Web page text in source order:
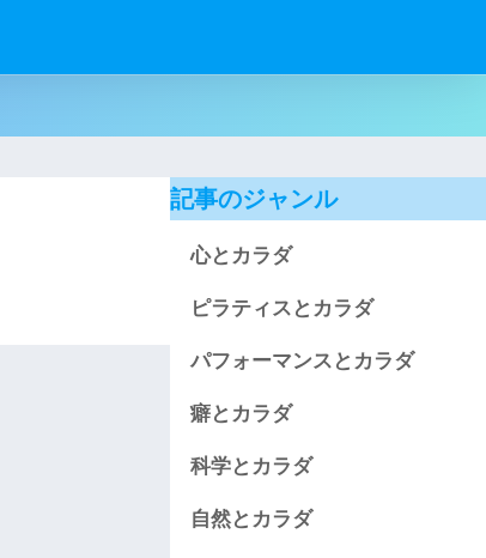
記事のジャンル
心とカラダ
ピラティスとカラダ
パフォーマンスとカラダ
癖とカラダ
科学とカラダ
自然とカラダ